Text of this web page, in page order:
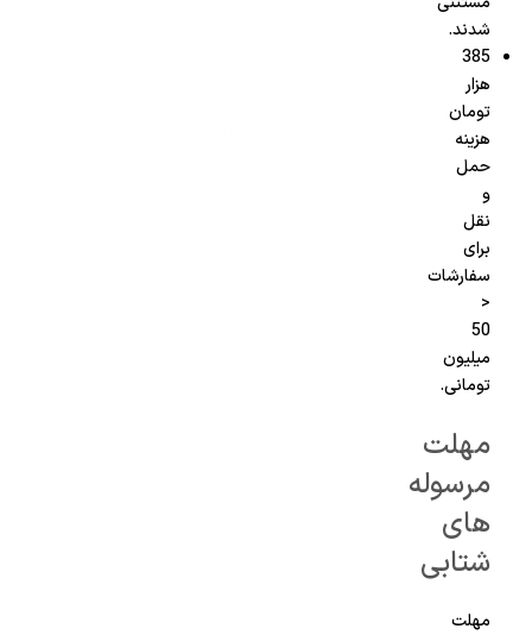
شدند.
385
هزار
تومان
هزینه
حمل
و
نقل
برای
سفارشات
<
50
میلیون
تومانی.
مهلت
مرسوله
های
شتابی
مهلت